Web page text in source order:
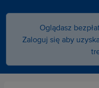
Oglądasz
Zaloguj się aby